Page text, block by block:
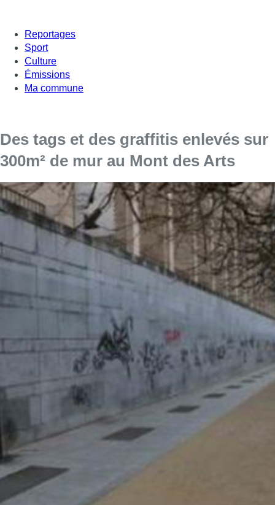
Reportages
Sport
Culture
Émissions
Ma commune
Des tags et des graffitis enlevés sur
300m² de mur au Mont des Arts